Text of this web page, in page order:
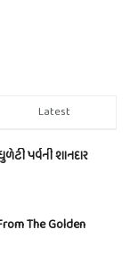
Latest
પર્વની શાનદાર
The Golden